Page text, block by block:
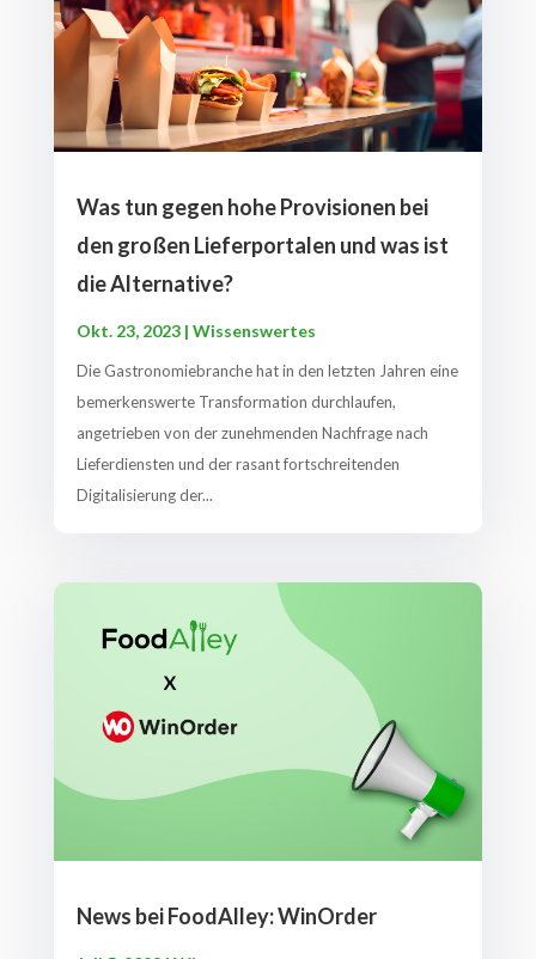
Was tun gegen hohe Provisionen bei
den großen Lieferportalen und was ist
die Alternative?
Okt. 23, 2023| Wissenswertes
Die Gastronomiebranche hat in den letzten Jahren eine
bemerkenswerte Transformation durchlaufen,
angetrieben von der zunehmenden Nachfrage nach
Lieferdiensten und der rasant fortschreitenden
Digitalisierung der...
News bei FoodAlley: WinOrder